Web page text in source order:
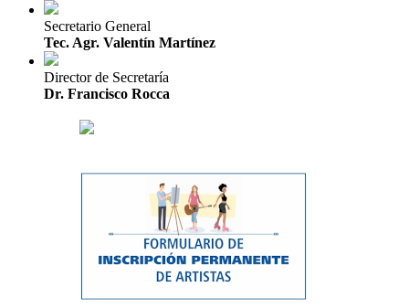
Secretario General
Tec. Agr. Valentín Martínez
Director de Secretaría
Dr. Francisco Rocca